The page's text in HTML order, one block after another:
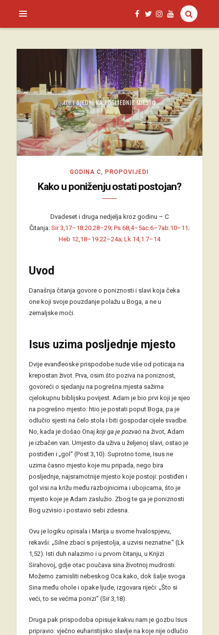
SAGUD.XYZ
GODINA C ,PROPOVIJEDI
Kako u poniženju ostati postojan?
Dvadeset i druga nedjelja kroz godinu – C
Čitanja: Sir 3,17–18.20.28–29; Ps 68,4–5ac.6–7ab.10–11;
Heb 12,18–19.22–24a; Lk 14,1.7–14
Uvod
Današnja čitanja govore o poniznosti i slavi koja čeka
one koji svoje pouzdanje polažu u Boga, a ne u
zemaljske moći.
Isus uzima posljednje mjesto
Dvije evanđeoske prispodobe nude više od poticaja na
krepostan život. Prva, osim što poziva na poniznost,
govoreći o sjedanju na pogrešna mjesta sažima
cjelokupnu biblijsku povijest. Adam je bio prvi koji je sjeo
na pogrešno mjesto: htio je postati poput Boga, pa je
odlučio sjesti na čelo stola i biti gospodar cijele svadbe.
No, kada je došao Onaj koji ga je pozvaona život, Adam
je izbačen van. Umjesto da uživa u željenoj slavi, ostao je
postiđen i „gol“ (Post 3,10). Suprotno tome, Isus ne
uzima časno mjesto koje mu pripada, nego bira
posljednje, najsramotnije mjesto koje postoji: postiđen i
gol visi na križu među razbojnicima i ubojicama, što je
mjesto koje je Adam zaslužio. Zbog te ga je poniznosti
Bog uzvisio i postavio sebi zdesna.
Ovu je logiku opisala i Marija u svome hvalospjevu,
rekavši: „Silne zbaci s prijestolja, a uzvisi neznatne.” (Lk
1,52). Isti duh nalazimo i u prvom čitanju, u Knjizi
Sirahovoj, gdje otac poučava sina životnoj mudrosti.
Možemo zamisliti nebeskog Oca kako, dok šalje svoga
Sina među ohole i opake ljude, izgovara riječi: „Što si
veći, to se većma ponizi” (Sir 3,18).
Druga pak prispodoba opisuje kakvu nam je gozbu Isus
pripravio: vječno euharistijsko slavlje na koje nije odlučio